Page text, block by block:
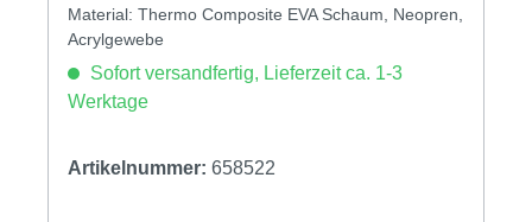
Material: Thermo Composite EVA Schaum, Neopren,
Acrylgewebe
Sofort versandfertig, Lieferzeit ca. 1-3
Werktage
Artikelnummer: 658522